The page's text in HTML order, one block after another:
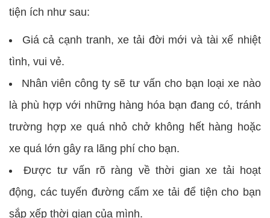
tiện ích như sau:
Giá cả cạnh tranh, xe tải đời mới và tài xế nhiệt
tình, vui vẻ.
Nhân viên công ty sẽ tư vấn cho bạn loại xe nào
là phù hợp với những hàng hóa bạn đang có, tránh
trường hợp xe quá nhỏ chở không hết hàng hoặc
xe quá lớn gây ra lãng phí cho bạn.
Được tư vấn rõ ràng về thời gian xe tải hoạt
động, các tuyến đường cấm xe tải để tiện cho bạn
sắp xếp thời gian của mình.